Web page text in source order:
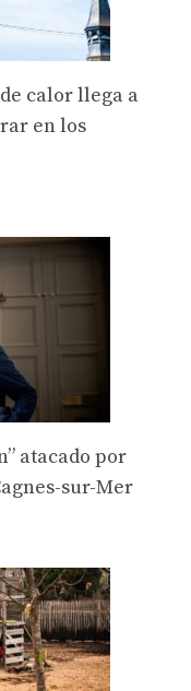
calor llega a
en los
atacado por
sur-Mer